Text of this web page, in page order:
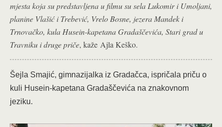
mjesta koja su predstavljena u filmu su sela Lukomir i Umoljani,
planine Vlašić i Trebević, Vrelo Bosne, jezera Mandek i
Trnovačko, kula Husein-kapetana Gradaščevića, Stari grad u
Travniku i druge priče, kaže Ajla Keško.
Šejla Smajić, gimnazijalka iz Gradačca, ispričala priču o
kuli Husein-kapetana Gradaščevića na znakovnom
jeziku.